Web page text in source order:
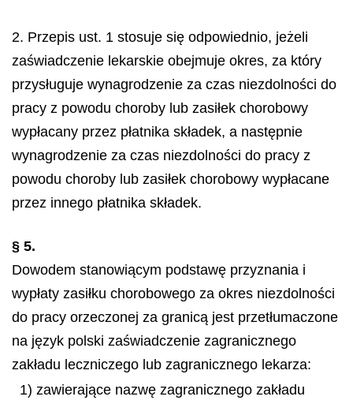
2. Przepis ust. 1 stosuje się odpowiednio, jeżeli
zaświadczenie lekarskie obejmuje okres, za który
przysługuje wynagrodzenie za czas niezdolności do
pracy z powodu choroby lub zasiłek chorobowy
wypłacany przez płatnika składek, a następnie
wynagrodzenie za czas niezdolności do pracy z
powodu choroby lub zasiłek chorobowy wypłacane
przez innego płatnika składek.
§ 5.
Dowodem stanowiącym podstawę przyznania i
wypłaty zasiłku chorobowego za okres niezdolności
do pracy orzeczonej za granicą jest przetłumaczone
na język polski zaświadczenie zagranicznego
zakładu leczniczego lub zagranicznego lekarza:
1) zawierające nazwę zagranicznego zakładu